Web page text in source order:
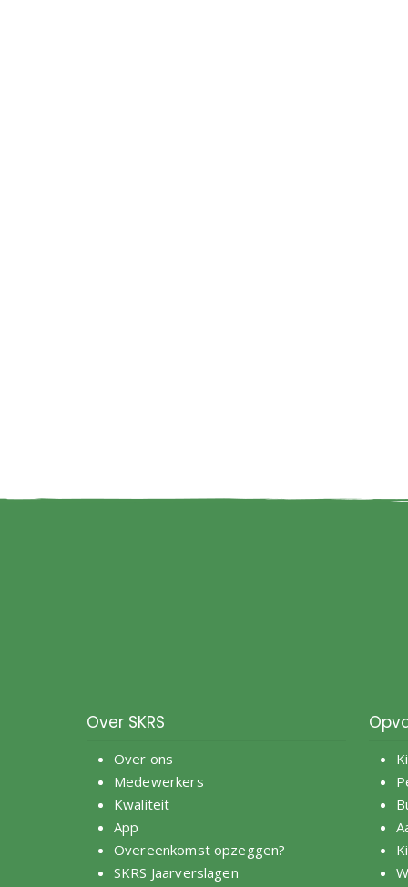
Over SKRS
Over ons
Medewerkers
Kwaliteit
App
Overeenkomst opzeggen?
SKRS Jaarverslagen